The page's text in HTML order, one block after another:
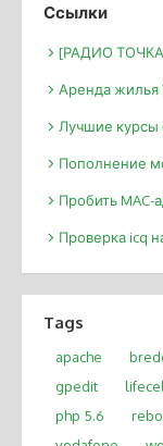
Ссылки
[РАДИО
Аренда жилья
Лучшие курсы
Пополнение
Пробить MAC-
Проверка icq
Tags
apache
gpedit
php 5.6